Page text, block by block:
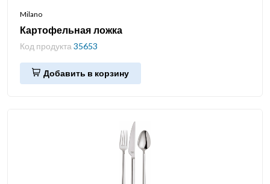
Milano
Картофельная ложка
Код продукта 35653
Добавить в корзину